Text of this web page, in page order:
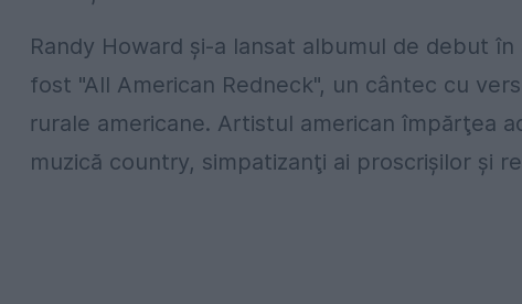
Randy Howard şi-a lansat albumul de debut
fost "All American Redneck", un cântec cu
rurale americane. Artistul american împărţea
muzică country, simpatizanţi ai proscrişilor şi